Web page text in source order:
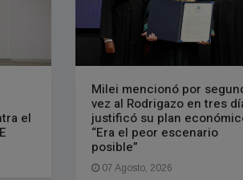
el
Milei mencionó por
vez al Rodrigazo en tres
justificó su plan
“Era el peor escenario
posible”
07 Agosto, 2026